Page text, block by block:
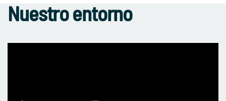
Nuestro entorno